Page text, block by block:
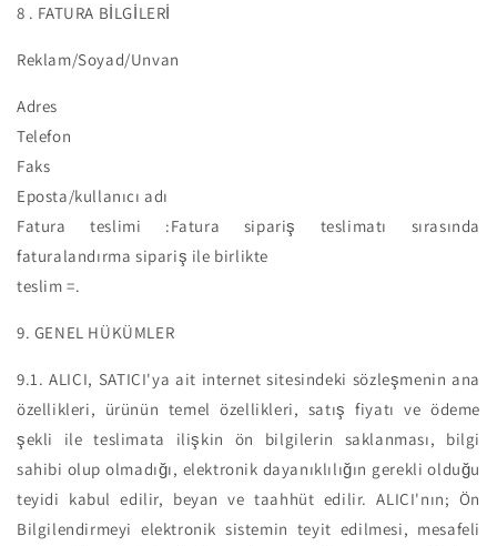
8 . FATURA BİLGİLERİ
Reklam/Soyad/Unvan
Adres
Telefon
Faks
Eposta/kullanıcı adı
Fatura teslimi :Fatura sipariş teslimatı sırasında
faturalandırma sipariş ile birlikte
teslim =.
9. GENEL HÜKÜMLER
9.1. ALICI, SATICI'ya ait internet sitesindeki sözleşmenin ana
özellikleri, ürünün temel özellikleri, satış fiyatı ve ödeme
şekli ile teslimata ilişkin ön bilgilerin saklanması, bilgi
sahibi olup olmadığı, elektronik dayanıklılığın gerekli olduğu
teyidi kabul edilir, beyan ve taahhüt edilir. ALICI'nın; Ön
Bilgilendirmeyi elektronik sistemin teyit edilmesi, mesafeli